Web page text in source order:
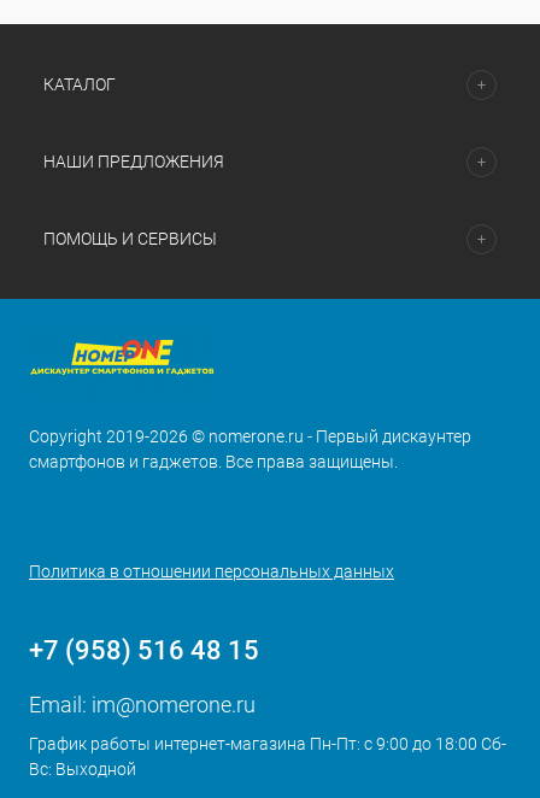
КАТАЛОГ
НАШИ ПРЕДЛОЖЕНИЯ
ПОМОЩЬ И СЕРВИСЫ
Copyright 2019-2026 © nomerone.ru - Первый дискаунтер
смартфонов и гаджетов. Все права защищены.
Политика в отношении персональных данных
+7 (958) 516 48 15
Email: im@nomerone.ru
График работы интернет-магазина Пн-Пт: с 9:00 до 18:00 Сб-
Вс: Выходной